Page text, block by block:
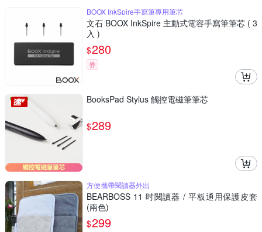
BOOX InkSpire手寫筆專用筆芯
文石 BOOX InkSpire 主動式電容手寫筆筆芯 ( 3
入 )
$280
券
BooksPad Stylus 觸控電磁筆筆芯
$289
方便攜帶閱讀器外出
BEARBOSS 11 吋閱讀器 / 平板通用保護皮套
(兩色)
$299